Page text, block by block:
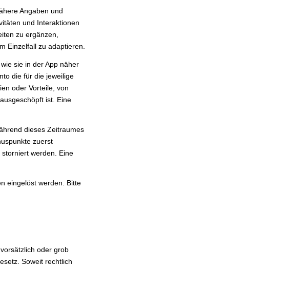
Angaben und
und Interaktionen
zu ergänzen,
Einzelfall zu adaptieren.
sie in der App näher
die für die jeweilige
oder Vorteile, von
ist. Eine
dieses Zeitraumes
zuerst
werden. Eine
eingelöst werden. Bitte
oder grob
Soweit rechtlich